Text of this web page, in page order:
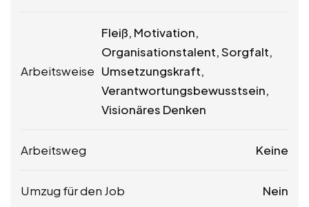
Arbeitsweise
Fleiß, Motivation,
Organisationstalent, Sorgfalt,
Umsetzungskraft,
Verantwortungsbewusstsein,
Visionäres Denken
Arbeitsweg Keine
Umzug für den Job Nein